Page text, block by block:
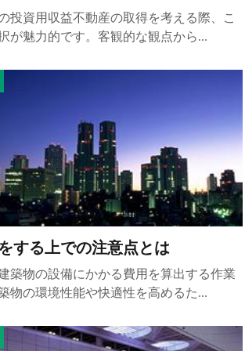
投資用収益不動産の取得を考える際、こ
が魅力的です。客観的な観点から...
する上での注意点とは
築物の設備にかかる費用を算出する作業
物の環境性能や快適性を高めるた...